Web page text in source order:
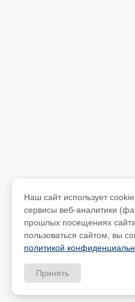
Наш сайт использует
сервисы веб-аналитики
прошлых посещениях
пользоваться сайтом, вы
политикой
Принять